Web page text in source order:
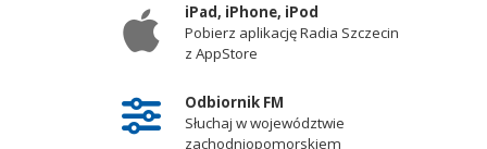
iPad, iPhone, iPod
Pobierz aplikację Radia Szczecin
z AppStore
Odbiornik FM
Słuchaj w województwie
zachodniopomorskiem